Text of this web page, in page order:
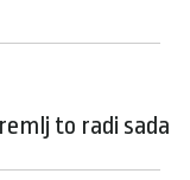
to radi sada